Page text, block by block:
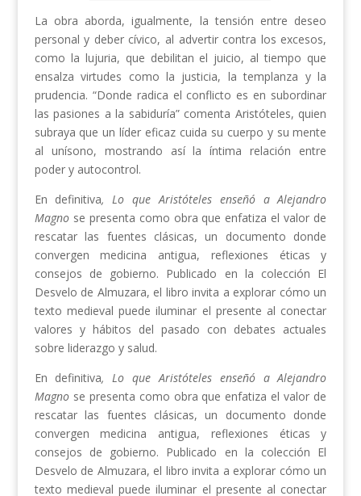
La obra aborda, igualmente, la tensión entre deseo
personal y deber cívico, al advertir contra los excesos,
como la lujuria, que debilitan el juicio, al tiempo que
ensalza virtudes como la justicia, la templanza y la
prudencia. “Donde radica el conflicto es en subordinar
las pasiones a la sabiduría” comenta Aristóteles, quien
subraya que un líder eficaz cuida su cuerpo y su mente
al unísono, mostrando así la íntima relación entre
poder y autocontrol.
En definitiva, Lo que Aristóteles enseñó a Alejandro
Magnose presenta como obra que enfatiza el valor de
rescatar las fuentes clásicas, un documento donde
convergen medicina antigua, reflexiones éticas y
consejos de gobierno. Publicado en la colección El
Desvelo de Almuzara, el libro invita a explorar cómo un
texto medieval puede iluminar el presente al conectar
valores y hábitos del pasado con debates actuales
sobre liderazgo y salud.
En definitiva, Lo que Aristóteles enseñó a Alejandro
Magnose presenta como obra que enfatiza el valor de
rescatar las fuentes clásicas, un documento donde
convergen medicina antigua, reflexiones éticas y
consejos de gobierno. Publicado en la colección El
Desvelo de Almuzara, el libro invita a explorar cómo un
texto medieval puede iluminar el presente al conectar